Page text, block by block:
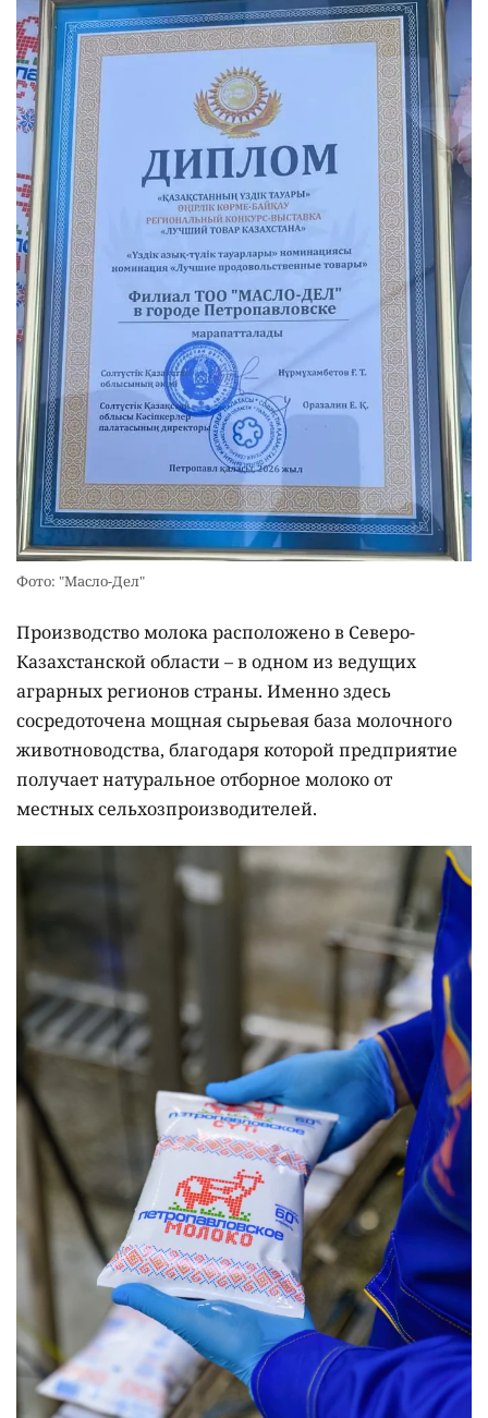
Фото: "Масло-Дел"
Производство молока расположено в Северо-
Казахстанской области – в одном из ведущих
аграрных регионов страны. Именно здесь
сосредоточена мощная сырьевая база молочного
животноводства, благодаря которой предприятие
получает натуральное отборное молоко от
местных сельхозпроизводителей.